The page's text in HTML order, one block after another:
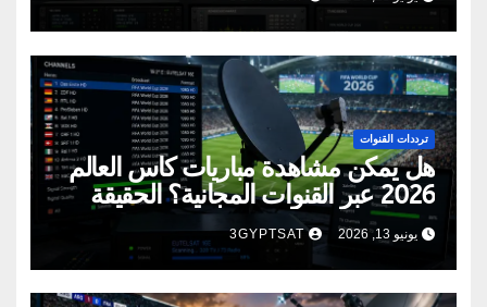
ترددات القنوات
هل يمكن مشاهدة مباريات كأس العالم
2026 عبر القنوات المجانية؟ الحقيقة
الكاملة
يونيو 13, 2026 3GYPTSAT